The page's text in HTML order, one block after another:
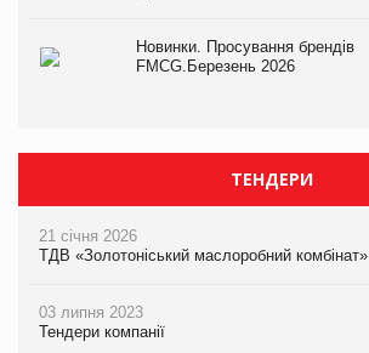
Новинки. Просування брендів
FMCG.Березень 2026
ТЕНДЕРИ
21 січня 2026
ТДВ «Золотоніський маслоробний комбінат»
03 липня 2023
Тендери компанії